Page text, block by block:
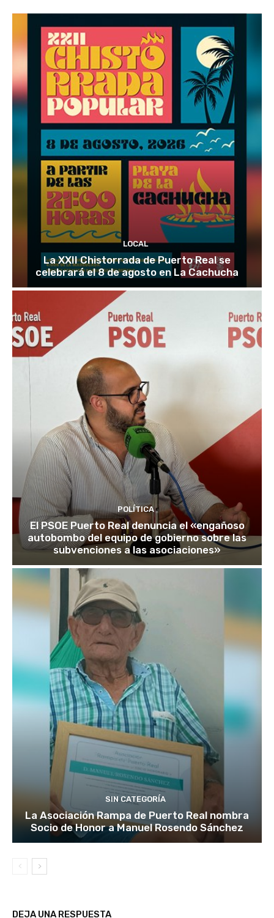
LOCAL
La XXII Chistorrada de Puerto Real se
celebrará el 8 de agosto en La Cachucha
POLÍTICA
El PSOE Puerto Real denuncia el «engañoso
autobombo del equipo de gobierno sobre las
subvenciones a las asociaciones»
SIN CATEGORÍA
La Asociación Rampa de Puerto Real nombra
Socio de Honor a Manuel Rosendo Sánchez
DEJA UNA RESPUESTA